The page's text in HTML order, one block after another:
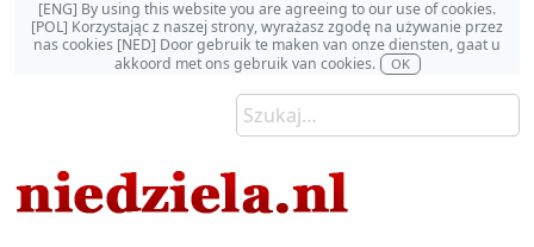
[ENG] By using this website you are agreeing to our use of cookies.
[POL] Korzystając z naszej strony, wyrażasz zgodę na używanie przez
nas cookies [NED] Door gebruik te maken van onze diensten, gaat u
akkoord met ons gebruik van cookies.
OK